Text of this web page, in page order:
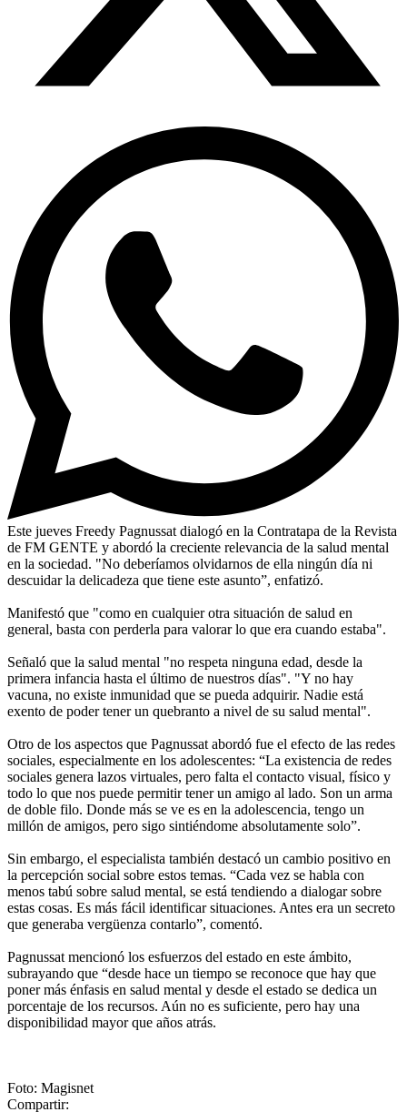
Este jueves Freedy Pagnussat dialogó en la Contratapa de la Revista
de FM GENTE y abordó la creciente relevancia de la salud mental
en la sociedad. "No deberíamos olvidarnos de ella ningún día ni
descuidar la delicadeza que tiene este asunto”, enfatizó.
Manifestó que "como en cualquier otra situación de salud en
general, basta con perderla para valorar lo que era cuando estaba".
Señaló que la salud mental "no respeta ninguna edad, desde la
primera infancia hasta el último de nuestros días". "Y no hay
vacuna, no existe inmunidad que se pueda adquirir. Nadie está
exento de poder tener un quebranto a nivel de su salud mental".
Otro de los aspectos que Pagnussat abordó fue el efecto de las redes
sociales, especialmente en los adolescentes: “La existencia de redes
sociales genera lazos virtuales, pero falta el contacto visual, físico y
todo lo que nos puede permitir tener un amigo al lado. Son un arma
de doble filo. Donde más se ve es en la adolescencia, tengo un
millón de amigos, pero sigo sintiéndome absolutamente solo”.
Sin embargo, el especialista también destacó un cambio positivo en
la percepción social sobre estos temas. “Cada vez se habla con
menos tabú sobre salud mental, se está tendiendo a dialogar sobre
estas cosas. Es más fácil identificar situaciones. Antes era un secreto
que generaba vergüenza contarlo”, comentó.
Pagnussat mencionó los esfuerzos del estado en este ámbito,
subrayando que “desde hace un tiempo se reconoce que hay que
poner más énfasis en salud mental y desde el estado se dedica un
porcentaje de los recursos. Aún no es suficiente, pero hay una
disponibilidad mayor que años atrás.
Foto: Magisnet
Compartir: